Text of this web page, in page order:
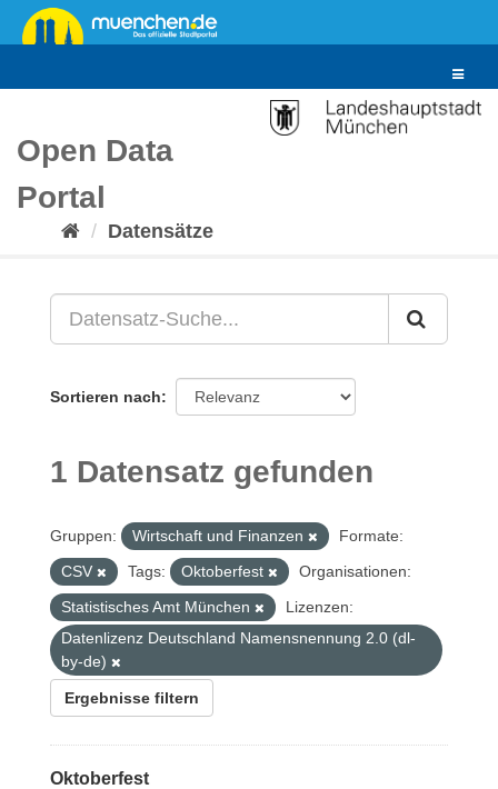
Überspringen
zum
Toggle
Open Data
Portal
Datensätze
Sortieren nach
1 Datensatz gefunden
Gruppen: Wirtschaft und Finanzen
Formate:
CSV
Tags: Oktoberfest
Organisationen:
Statistisches Amt München
Lizenzen:
Datenlizenz Deutschland Namensnennung 2.0 (dl-
by-de)
Ergebnisse filtern
Oktoberfest